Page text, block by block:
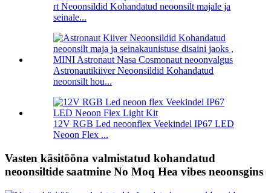
rt Neoonsildid Kohandatud neoonsilt majale ja
seinale...
Astronautikiiver Neoonsildid Kohandatud
neoonsilt hou...
12V RGB Led neoonflex Veekindel IP67 LED
Neoon Flex ...
Vasten käsitööna valmistatud kohandatud
neoonsiltide saatmine No Moq Hea vibes neoonsgins